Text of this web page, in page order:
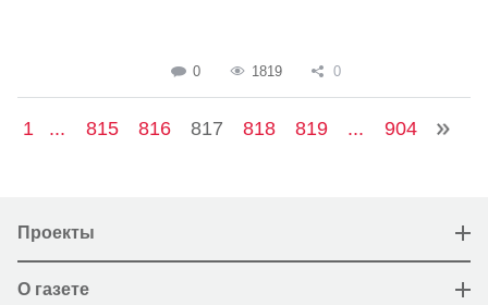
0 1819 0
1 ... 815 816 817 818 819 ... 904
Проекты
О газете